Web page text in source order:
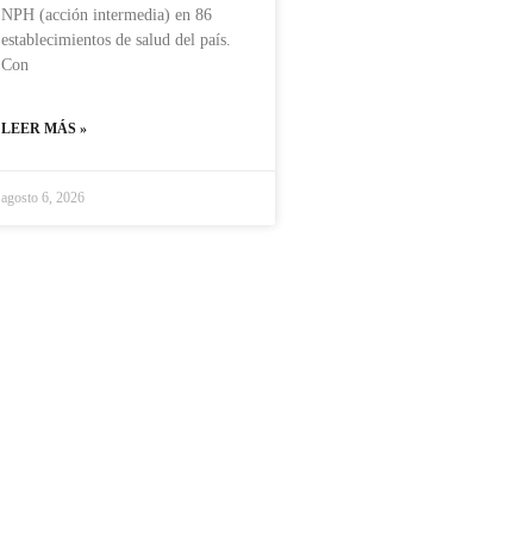
NPH (acción intermedia) en 86
establecimientos de salud del país.
Con
LEER MÁS »
agosto 6, 2026